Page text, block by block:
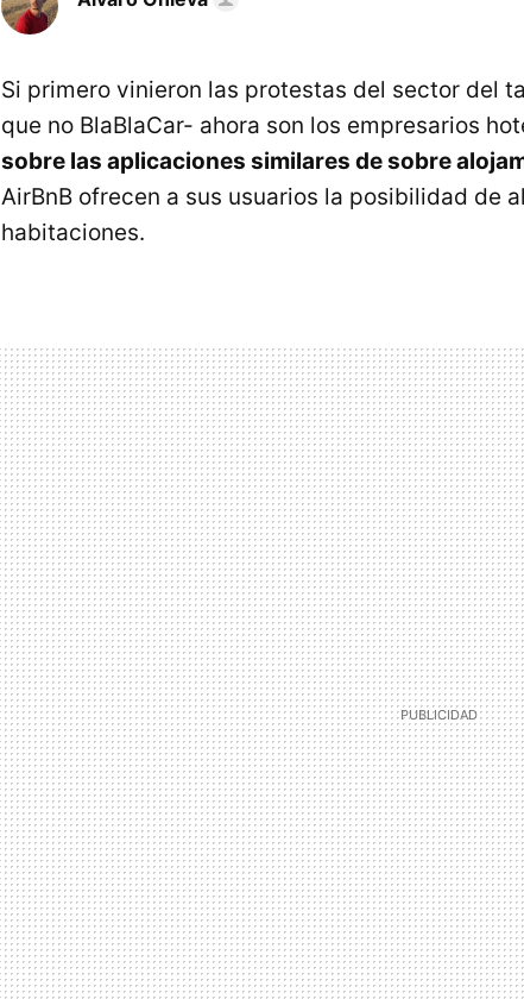
Si primero vinieron las protestas del sector del
que no BlaBlaCar- ahora son los empresarios
sobre las aplicaciones similares de sobre
AirBnB ofrecen a sus usuarios la posibilidad de
habitaciones.